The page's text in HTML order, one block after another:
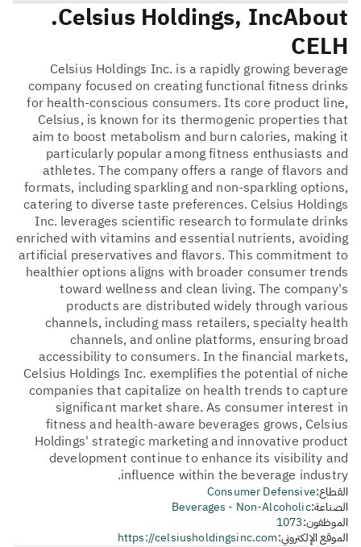
About
Celsius Holdings, Inc.
CELH
Celsius Holdings Inc. is a rapidly growing beverage
company focused on creating functional fitness drinks
for health-conscious consumers. Its core product line,
Celsius, is known for its thermogenic properties that
aim to boost metabolism and burn calories, making it
particularly popular among fitness enthusiasts and
athletes. The company offers a range of flavors and
formats, including sparkling and non-sparkling options,
catering to diverse taste preferences. Celsius Holdings
Inc. leverages scientific research to formulate drinks
enriched with vitamins and essential nutrients, avoiding
artificial preservatives and flavors. This commitment to
healthier options aligns with broader consumer trends
toward wellness and clean living. The company's
products are distributed widely through various
channels, including mass retailers, specialty health
channels, and online platforms, ensuring broad
accessibility to consumers. In the financial markets,
Celsius Holdings Inc. exemplifies the potential of niche
companies that capitalize on health trends to capture
significant market share. As consumer interest in
fitness and health-aware beverages grows, Celsius
Holdings' strategic marketing and innovative product
development continue to enhance its visibility and
influence within the beverage industry.
القطاع:Consumer Defensive
الصناعة:Beverages - Non-Alcoholic
الموظفون:1073
الموقع الإلكتروني:https://celsiusholdingsinc.com